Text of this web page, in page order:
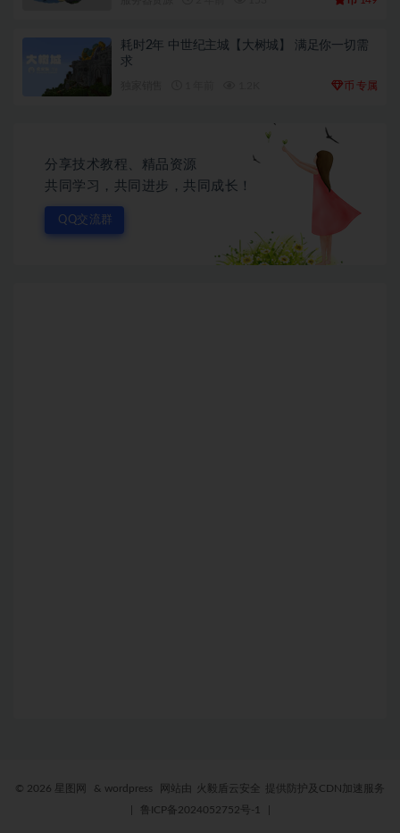
耗时2年 中世纪主城【大树城】 满足你一切需
求
币 专属
分享技术教程、精品资源
共同学习，共同进步，共同成长！
QQ交流群
© 2026 星图网 & wordpress 网站由 火毅盾云安全
提供防护及CDN加速服务
鲁ICP备2024052752号-1